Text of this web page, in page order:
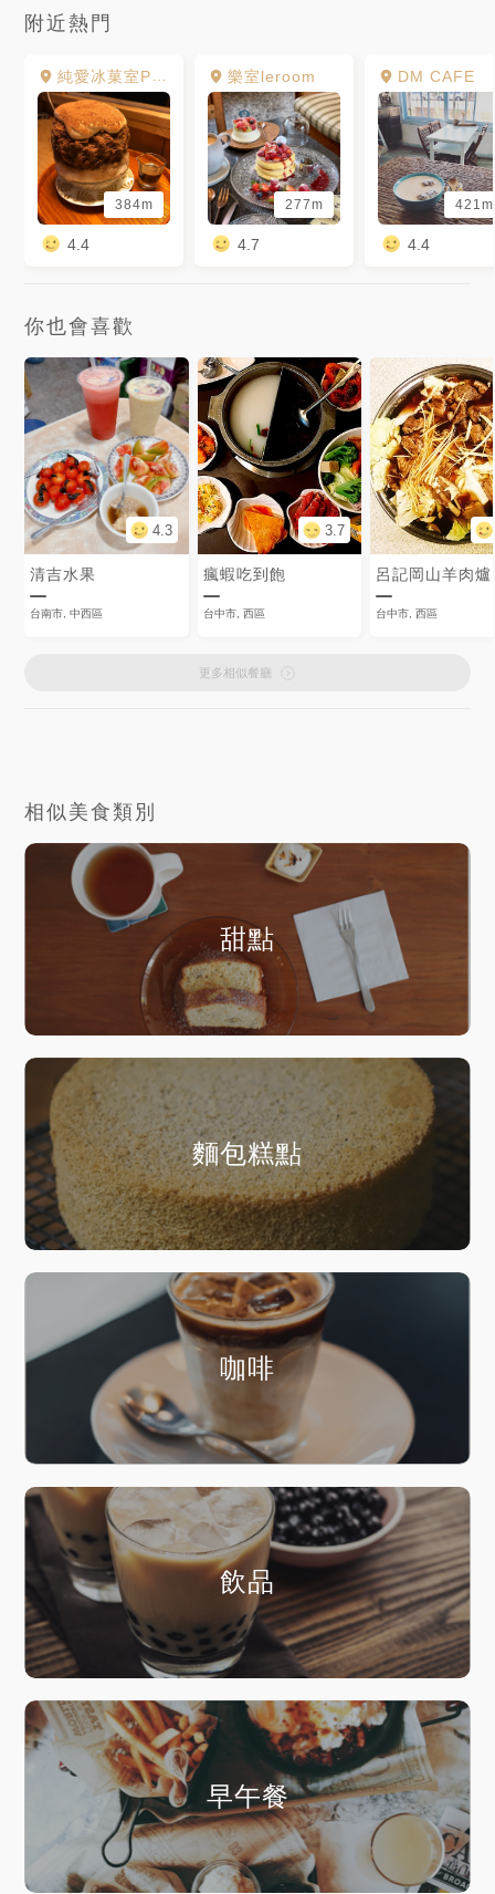
附近熱門
純愛冰菓室PUPPY LOVE
384m
4.4
樂室leroom
277m
4.7
DM CAFE
421m
4.4
你也會喜歡
4.3
清吉水果
台南市, 中西區
3.7
瘋蝦吃到飽
台中市, 西區
呂記岡山羊肉爐
台中市, 西區
更多相似餐廳
相似美食類別
甜點
麵包糕點
咖啡
飲品
早午餐